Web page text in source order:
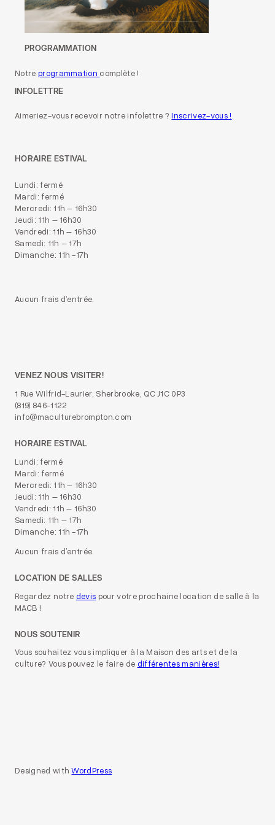
PROGRAMMATION
Notre programmation complète !
INFOLETTRE
Aimeriez-vous recevoir notre infolettre ?Inscrivez-vous !.
HORAIRE ESTIVAL
Lundi: fermé
Mardi: fermé
Mercredi: 11h – 16h30
Jeudi: 11h – 16h30
Vendredi: 11h – 16h30
Samedi: 11h – 17h
Dimanche: 11h -17h
Aucun frais d’entrée.
VENEZ NOUS VISITER!
1 Rue Wilfrid-Laurier, Sherbrooke, QC J1C 0P3
(819) 846-1122
info@maculturebrompton.com
HORAIRE ESTIVAL
Lundi: fermé
Mardi: fermé
Mercredi: 11h – 16h30
Jeudi: 11h – 16h30
Vendredi: 11h – 16h30
Samedi: 11h – 17h
Dimanche: 11h -17h
Aucun frais d’entrée.
LOCATION DE SALLES
Regardez notre devis pour votre prochaine location de salle à la
MACB !
NOUS SOUTENIR
Vous souhaitez vous impliquer à la Maison des arts et de la
culture? Vous pouvez le faire de différentes manières!
Designed withWordPress